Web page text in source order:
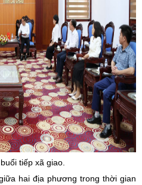
tiếp xã giao.
hai địa phương trong thời gian